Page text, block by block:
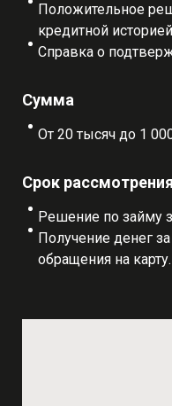
Положительное
кредитной
Справка о
Сумма
От 20 тысяч до 1
Срок
Решение по займу
Получение денег
обращения на карту.